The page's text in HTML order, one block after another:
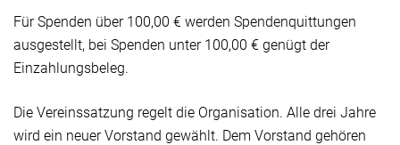
Für Spenden über 100,00 € werden Spendenquittungen
ausgestellt, bei Spenden unter 100,00 € genügt der
Einzahlungsbeleg.
Die Vereinssatzung regelt die Organisation. Alle drei Jahre
wird ein neuer Vorstand gewählt. Dem Vorstand gehören